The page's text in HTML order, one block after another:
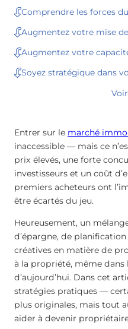
Comprendre les forces
Augmentez votre mise
Augmentez votre
Soyez stratégique dans
Entrer sur le marché
inaccessible — mais ce
prix élevés, une forte
investisseurs et un coût
premiers acheteurs ont
être écartés du jeu.
Heureusement, un
d’épargne, de
créatives en matière de
à la propriété, même
d’aujourd’hui. Dans cet
stratégies pratiques —
plus originales, mais tout
aider à devenir